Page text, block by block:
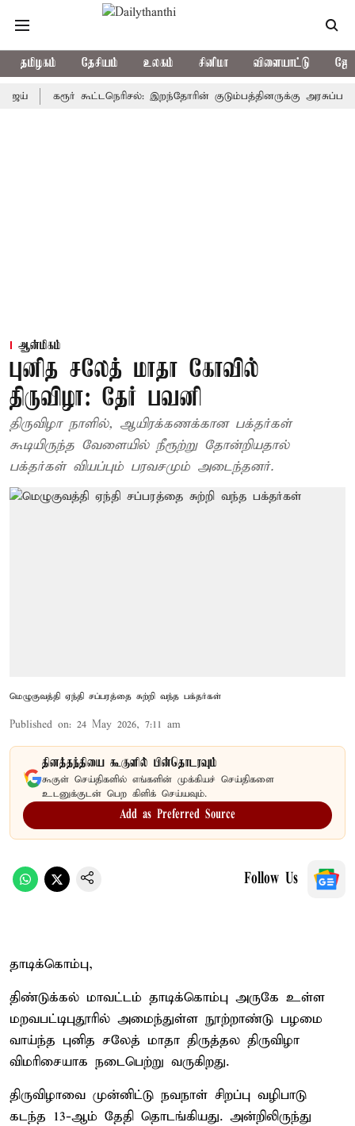
தமிழகம் தேசியம் உலகம் சினிமா விளையாட்டு
கரூர் கூட்டநெரிசல்: இறந்தோரின் குடும்பத்தினருக்கு அரசுப்பணி
ஆன்மிகம்
புனித சலேத் மாதா கோவில்
திருவிழா: தேர் பவனி
திருவிழா நாளில், ஆயிரக்கணக்கான பக்தர்கள்
கூடியிருந்த வேளையில் நீரூற்று தோன்றியதால்
பக்தர்கள் வியப்பும் பரவசமும் அடைந்தனர்.
மெழுகுவத்தி ஏந்தி சப்பரத்தை சுற்றி வந்த பக்தர்கள்
Published on: 24 May 2026, 7:11 am
தினத்தந்தியை கூகுளில் பின்தொடரவும்
கூகுள் செய்திகளில் எங்களின் முக்கியச் செய்திகளை
உடனுக்குடன் பெற கிளிக் செய்யவும்.
Add as Preferred Source
Follow Us
தாடிக்கொம்பு,
திண்டுக்கல் மாவட்டம் தாடிக்கொம்பு அருகே உள்ள
மறவபட்டிபுதூரில் அமைந்துள்ள நூற்றாண்டு பழமை
வாய்ந்த புனித சலேத் மாதா திருத்தல திருவிழா
விமரிசையாக நடைபெற்று வருகிறது.
திருவிழாவை முன்னிட்டு நவநாள் சிறப்பு வழிபாடு
கடந்த 13-ஆம் தேதி தொடங்கியது. அன்றிலிருந்து